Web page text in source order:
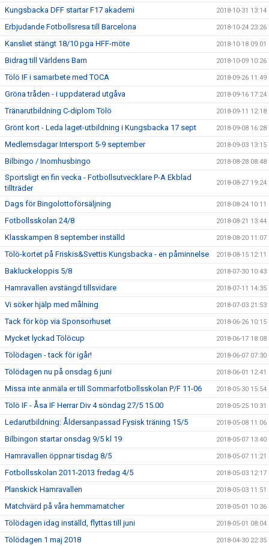
Kungsbacka DFF startar F17 akademi 2018-10-31 13:14
Erbjudande Fotbollsresa till Barcelona 2018-10-24 23:26
Kansliet stängt 18/10 pga HFF-möte 2018-10-18 09:01
Bidrag till Världens Barn 2018-10-09 10:26
Tölö IF i samarbete med TOCA 2018-09-26 11:49
Gröna tråden - i uppdaterad utgåva 2018-09-16 17:24
Tränarutbildning C-diplom Tölö 2018-09-11 12:18
Grönt kort - Leda laget-utbildning i Kungsbacka 17 sept 2018-09-08 16:28
Medlemsdagar Intersport 5-9 september 2018-09-03 13:15
Bilbingo / Inomhusbingo 2018-08-28 08:48
Sportsligt en fin vecka - Fotbollsutvecklare P-A Ekblad
tillträder
2018-08-27 19:24
Dags för Bingolottoförsäljning 2018-08-24 10:11
Fotbollsskolan 24/8 2018-08-21 13:44
Klasskampen 8 september inställd 2018-08-20 11:07
Tölö-kortet på Friskis&Svettis Kungsbacka - en påminnelse 2018-08-15 12:11
Bakluckeloppis 5/8 2018-07-30 10:43
Hamravallen avstängd tillsvidare 2018-07-11 14:35
Vi söker hjälp med målning 2018-07-03 21:53
Tack för köp via Sponsorhuset 2018-06-26 10:15
Mycket lyckad Tölöcup 2018-06-17 18:08
Tölödagen - tack för igår! 2018-06-07 07:30
Tölödagen nu på onsdag 6 juni 2018-06-01 12:41
Missa inte anmäla er till Sommarfotbollsskolan P/F 11-06 2018-05-30 15:54
Tölö IF - Åsa IF Herrar Div 4 söndag 27/5 15.00 2018-05-25 10:31
Ledarutbildning: Åldersanpassad Fysisk träning 15/5 2018-05-08 11:06
Bilbingon startar onsdag 9/5 kl 19 2018-05-07 13:40
Hamravallen öppnar tisdag 8/5 2018-05-07 11:21
Fotbollsskolan 2011-2013 fredag 4/5 2018-05-03 12:17
Planskick Hamravallen 2018-05-03 11:51
Matchvärd på våra hemmamatcher 2018-05-01 10:36
Tölödagen idag inställd, flyttas till juni 2018-05-01 08:04
Tölödagen 1 maj 2018 2018-04-30 22:35